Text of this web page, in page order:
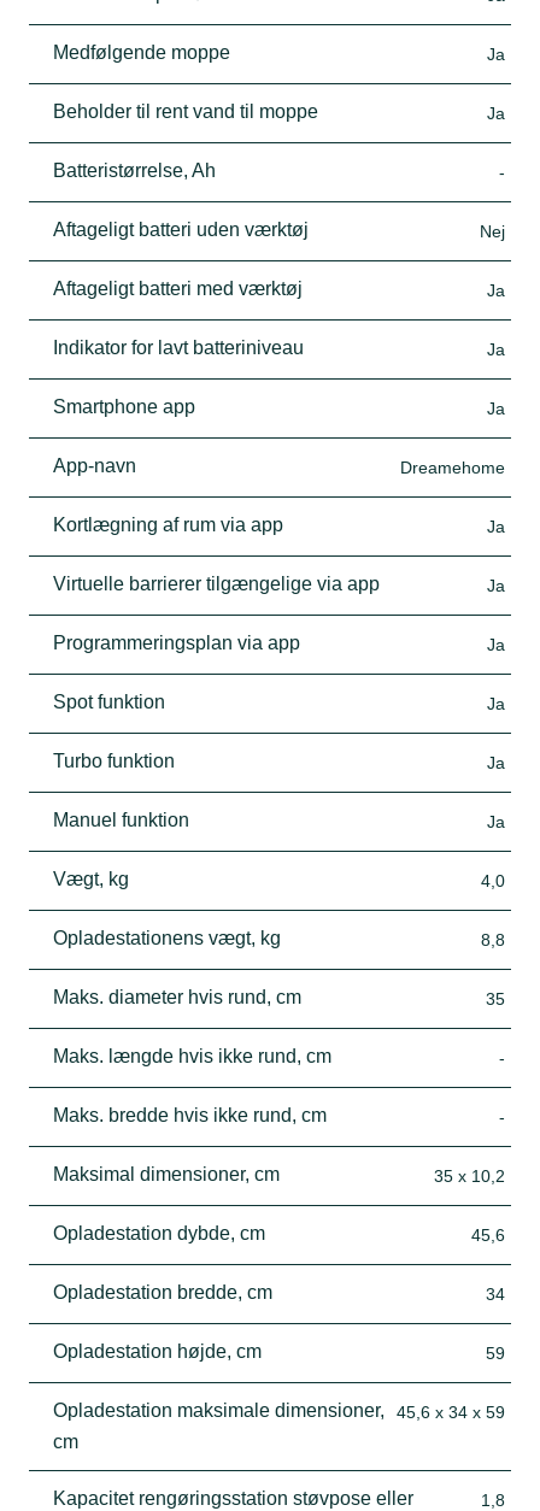
Medfølgende moppe Ja
Beholder til rent vand til moppe Ja
Batteristørrelse, Ah -
Aftageligt batteri uden værktøj Nej
Aftageligt batteri med værktøj Ja
Indikator for lavt batteriniveau Ja
Smartphone app Ja
App-navn Dreamehome
Kortlægning af rum via app Ja
Virtuelle barrierer tilgængelige via app Ja
Programmeringsplan via app Ja
Spot funktion Ja
Turbo funktion Ja
Manuel funktion Ja
Vægt, kg 4,0
Opladestationens vægt, kg 8,8
Maks. diameter hvis rund, cm 35
Maks. længde hvis ikke rund, cm -
Maks. bredde hvis ikke rund, cm -
Maksimal dimensioner, cm 35 x 10,2
Opladestation dybde, cm 45,6
Opladestation bredde, cm 34
Opladestation højde, cm 59
Opladestation maksimale dimensioner,
cm
45,6 x 34 x 59
Kapacitet rengøringsstation støvpose eller
1,8